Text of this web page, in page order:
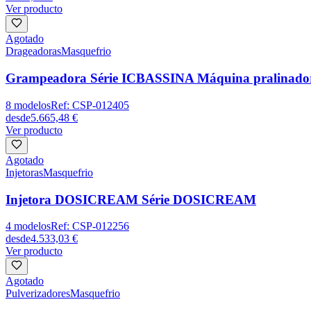
Ver producto
Agotado
DrageadorasMasquefrio
Grampeadora Série ICBASSINA Máquina
8 modelosRef: CSP-012405
desde5.665,48 €
Ver producto
Agotado
InjetorasMasquefrio
Injetora DOSICREAM Série DOSICREAM
4 modelosRef: CSP-012256
desde4.533,03 €
Ver producto
Agotado
PulverizadoresMasquefrio